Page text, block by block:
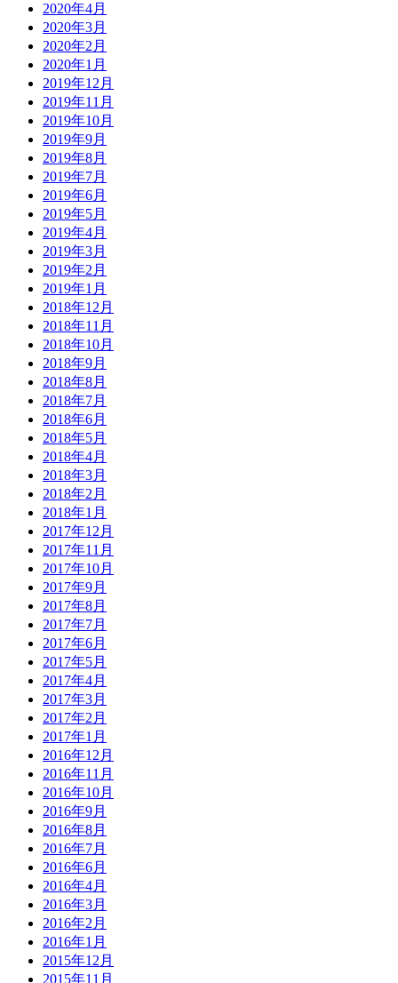
2020年4月
2020年3月
2020年2月
2020年1月
2019年12月
2019年11月
2019年10月
2019年9月
2019年8月
2019年7月
2019年6月
2019年5月
2019年4月
2019年3月
2019年2月
2019年1月
2018年12月
2018年11月
2018年10月
2018年9月
2018年8月
2018年7月
2018年6月
2018年5月
2018年4月
2018年3月
2018年2月
2018年1月
2017年12月
2017年11月
2017年10月
2017年9月
2017年8月
2017年7月
2017年6月
2017年5月
2017年4月
2017年3月
2017年2月
2017年1月
2016年12月
2016年11月
2016年10月
2016年9月
2016年8月
2016年7月
2016年6月
2016年4月
2016年3月
2016年2月
2016年1月
2015年12月
2015年11月